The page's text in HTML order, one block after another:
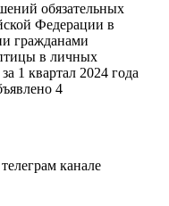
обязательных
Федерации в
гражданами
в личных
1 квартал 2024 года
4
канале